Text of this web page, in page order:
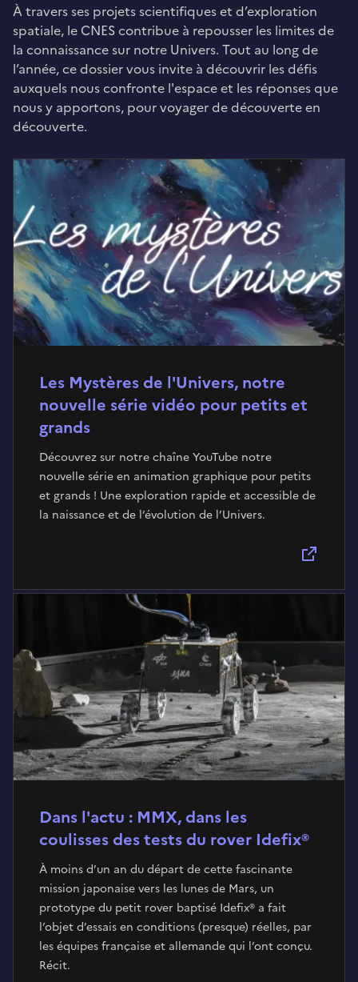
À travers ses projets scientifiques et d’exploration
spatiale, le CNES contribue à repousser les limites de
la connaissance sur notre Univers. Tout au long de
l’année, ce dossier vous invite à découvrir les défis
auxquels nous confronte l'espace et les réponses que
nous y apportons, pour voyager de découverte en
découverte.
Les Mystères de l'Univers, notre
nouvelle série vidéo pour petits et
grands
Découvrez sur notre chaîne YouTube notre
nouvelle série en animation graphique pour petits
et grands ! Une exploration rapide et accessible de
la naissance et de l’évolution de l’Univers.
Dans l'actu : MMX, dans les
coulisses des tests du rover Idefix®
À moins d’un an du départ de cette fascinante
mission japonaise vers les lunes de Mars, un
prototype du petit rover baptisé Idefix® a fait
l’objet d’essais en conditions (presque) réelles, par
les équipes française et allemande qui l’ont conçu.
Récit.